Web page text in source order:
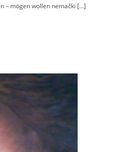
– mögen wollen nemački […]